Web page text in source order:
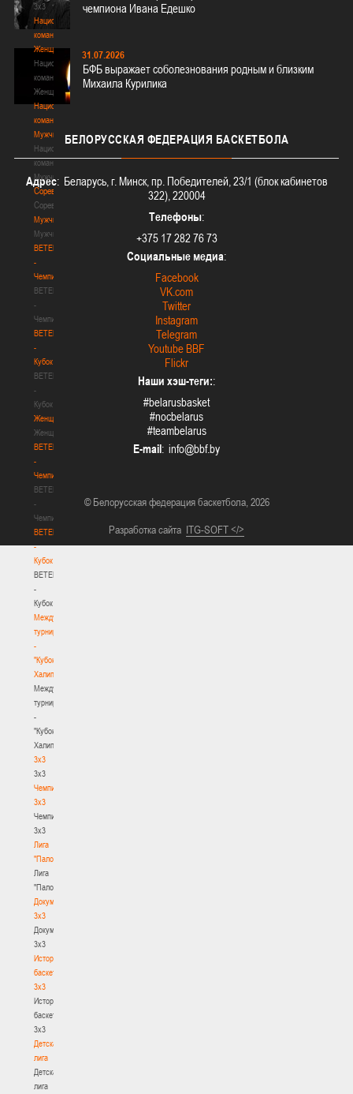
3х3
Национальная
команда.
Женщины
Национальная
команда.
Женщины
Национальная
команда.
Мужчины
Национальная
команда.
Мужчины
Соревнования
Соревнования
Мужчины
Мужчины
BETERA
-
Чемпионат
BETERA
-
Чемпионат
BETERA
-
Кубок
BETERA
-
Кубок
Женщины
Женщины
BETERA
-
Чемпионат
BETERA
-
Чемпионат
BETERA
-
Кубок
BETERA
-
Кубок
Международный
турнир
-
"Кубок
Халипского"
Международный
турнир
-
"Кубок
Халипского"
3x3
3x3
Чемпионат
3х3
Чемпионат
3х3
Лига
"Палова"
Лига
"Палова"
Документы
3х3
Документы
3х3
История
баскетбола
3х3
История
баскетбола
3х3
Детская
лига
Детская
лига
чемпиона Ивана Едешко
31.07.2026
БФБ выражает соболезнования родным и близким
Михаила Курилика
БЕЛОРУССКАЯ ФЕДЕРАЦИЯ БАСКЕТБОЛА
Адрес: Беларусь, г. Минск, пр. Победителей, 23/1 (блок кабинетов
322), 220004
Телефоны:
+375 17 282 76 73
Социальные медиа:
Facebook
VK.com
Twitter
Instagram
Telegram
Youtube BBF
Flickr
Наши хэш-теги::
#belarusbasket
#nocbelarus
#teambelarus
E-mail:
© Белорусская федерация баскетбола, 2026
Разработка сайта ITG-SOFT </>